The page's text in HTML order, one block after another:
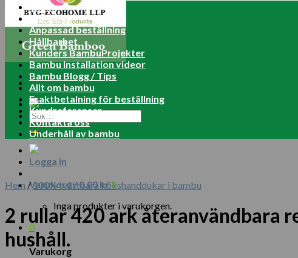
Sök
efter:
Logga in
Varukorg /0.00kr 0
Inga produkter i varukorgen.
0
Varukorg
Home
Net Butik
Anpassad beställning
Hållbarhet
Kunders BambuProjekter
Bambu Installation videor
Bambu Blogg / Tips
Allt om bambu
Fraktbetalning för beställning
Kundreferenser
Kontakta oss
Underhåll av bambu
Hem /100% tvättbara kökshanddukar i bambu
2 rullar 420 ark återanvändbara
hushåll.